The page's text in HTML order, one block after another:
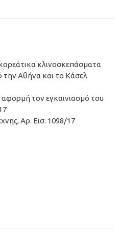
κλινοσκεπάσματα
την Αθήνα και το Κάσελ
τον εγκαινιασμό του
Αρ. Εισ. 1098/17